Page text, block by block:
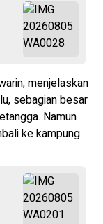
menjelaskan
sebagian besar
Namun
ke kampung